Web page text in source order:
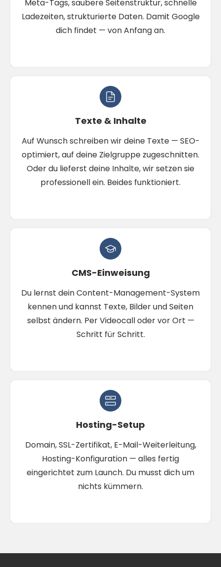
Meta-Tags, saubere Seitenstruktur, schnelle
Ladezeiten, strukturierte Daten. Damit Google
dich findet — von Anfang an.
Texte & Inhalte
Auf Wunsch schreiben wir deine Texte — SEO-
optimiert, auf deine Zielgruppe zugeschnitten.
Oder du lieferst deine Inhalte, wir setzen sie
professionell ein. Beides funktioniert.
CMS-Einweisung
Du lernst dein Content-Management-System
kennen und kannst Texte, Bilder und Seiten
selbst ändern. Per Videocall oder vor Ort —
Schritt für Schritt.
Hosting-Setup
Domain, SSL-Zertifikat, E-Mail-Weiterleitung,
Hosting-Konfiguration — alles fertig
eingerichtet zum Launch. Du musst dich um
nichts kümmern.